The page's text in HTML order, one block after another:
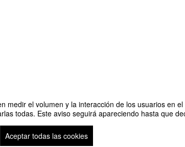
medir el volumen y la interacción de los usuarios
todas. Este aviso seguirá apareciendo hasta que
Aceptar todas las cookies
Desde su Zaragoza natal | 18 diciembre | 18:00 h.
Plataforma de organización de eventos